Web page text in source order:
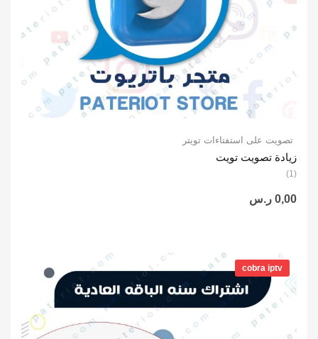
تصويت على استفتاءات تويتر
زيادة تصويت تويت
(1)
0,00 ر.س
cobra iptv
السعر:
من
خلال